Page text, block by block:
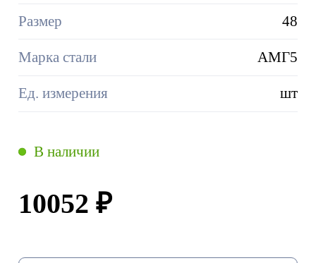
Размер 48
Марка стали АМГ5
Ед. измерения шт
10052 ₽
В наличии